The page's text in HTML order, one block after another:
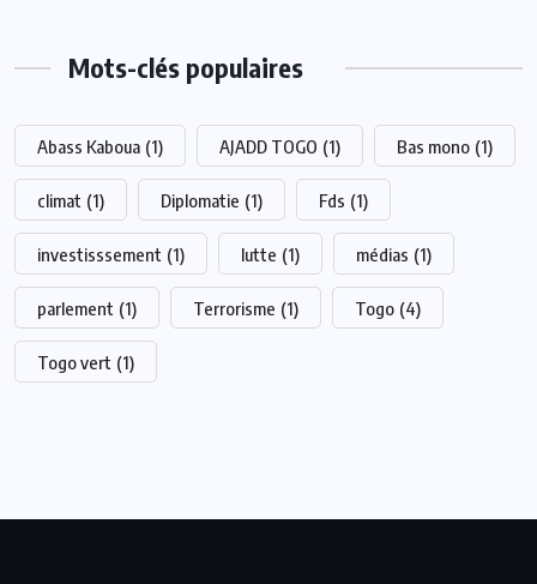
Mots-clés populaires
Abass Kaboua (1) AJADD TOGO (1) Bas mono (1)
climat (1) Diplomatie (1) Fds (1)
investisssement (1) lutte (1) médias (1)
parlement (1) Terrorisme (1) Togo (4)
Togo vert (1)